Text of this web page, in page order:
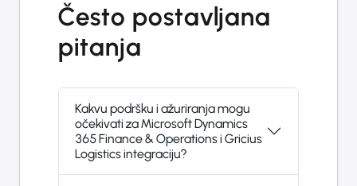
Često postavljana
pitanja
Kakvu podršku i ažuriranja mogu
očekivati za Microsoft Dynamics
365 Finance & Operations i Gricius
Logistics integraciju?